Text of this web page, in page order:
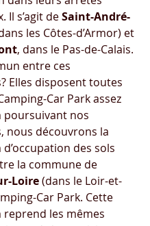
Il s’agit de Saint-André-
les Côtes-d’Armor) et
, dans le Pas-de-Calais.
entre ces
Elles disposent toutes
Car Park assez
poursuivant nos
nous découvrons la
des sols
la commune de
Loire (dans le Loir-et-
Car Park. Cette
les mêmes